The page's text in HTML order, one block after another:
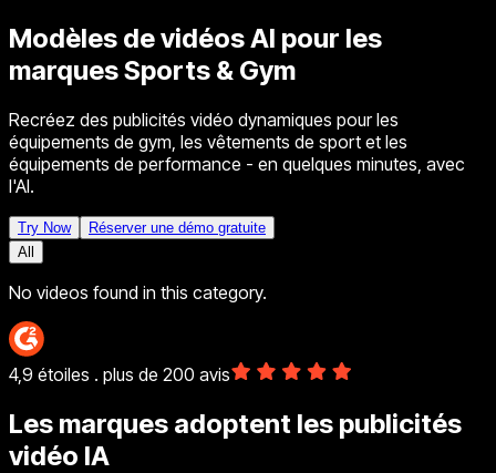
Modèles de vidéos AI pour les
marques Sports & Gym
Recréez des publicités vidéo dynamiques pour les
équipements de gym, les vêtements de sport et les
équipements de performance - en quelques minutes, avec
l'AI.
Try Now
Réserver une démo gratuite
All
No videos found in this category.
4,9 étoiles . plus de 200 avis
Les marques adoptent les publicités
vidéo IA